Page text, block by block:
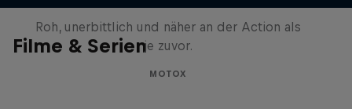
Filme & Serien
Roh, unerbittlich und näher an der Action als
je zuvor.
MOTOX